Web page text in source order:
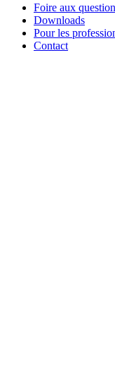
Foire aux
Downloads
Pour les
Contact